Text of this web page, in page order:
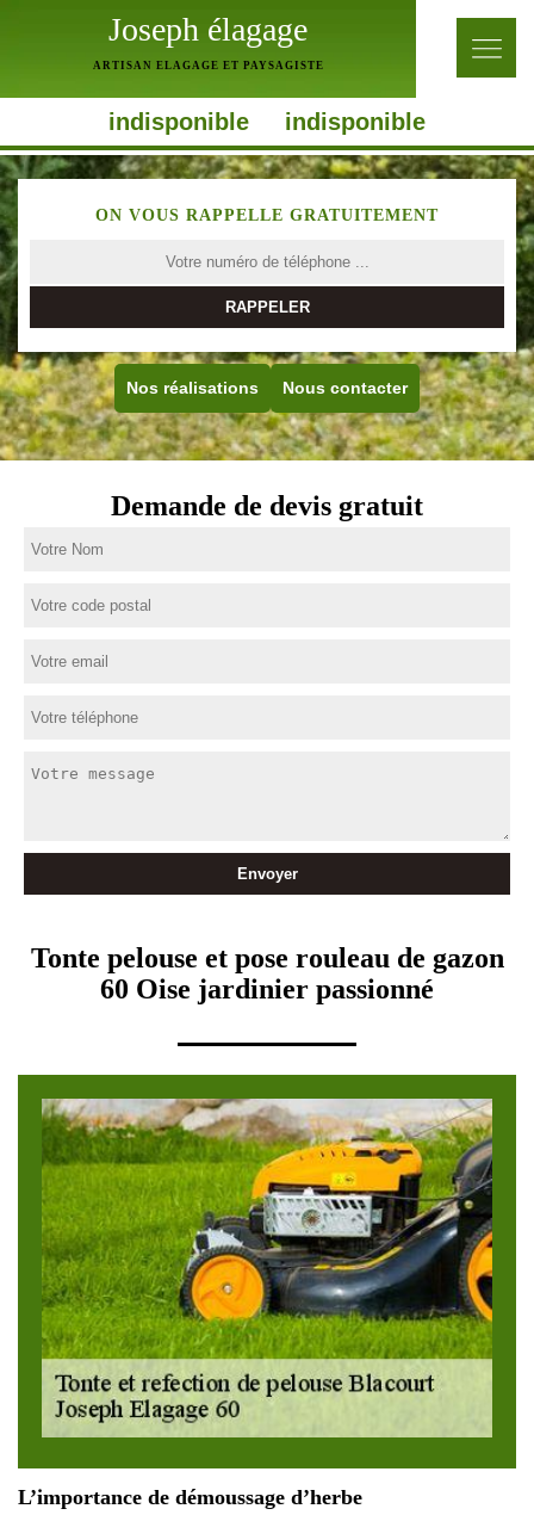
Joseph élagage
ARTISAN ELAGAGE ET PAYSAGISTE
indisponible indisponible
ON VOUS RAPPELLE GRATUITEMENT
Nos réalisations Nous contacter
Demande de devis gratuit
Tonte pelouse et pose rouleau de gazon
60 Oise jardinier passionné
L’importance de démoussage d’herbe